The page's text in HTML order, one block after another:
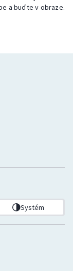
a buďte v obraze.
Systém